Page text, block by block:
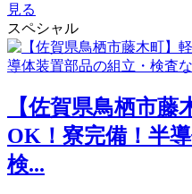
見る
スペシャル
【佐賀県鳥栖市
OK！寮完備！半
検...